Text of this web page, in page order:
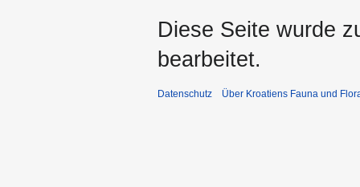
Diese Seite wurde
bearbeitet.
Datenschutz Über Kroatiens Fauna und